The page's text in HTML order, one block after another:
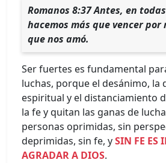
Romanos 8:37 Antes, en
hacemos más que vencer por
que nos amó.
Ser fuertes es fundamental
luchas, porque el desánimo, la
espiritual y el distanciamiento
la fe y quitan las ganas de
personas oprimidas, sin
deprimidas, sin fe, ySIN FE ES
AGRADAR A DIOS.